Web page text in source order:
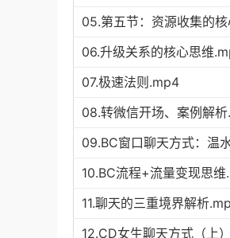
05.第五节：资源收集的
06.升级关系的核心思维
07.极速法则.mp4
08.转微信开场、案例解
09.BC窗口聊天方式：温
10.BC流程+流量变现思
11.聊天的三重境界解析
12.CD女生聊天方式（上